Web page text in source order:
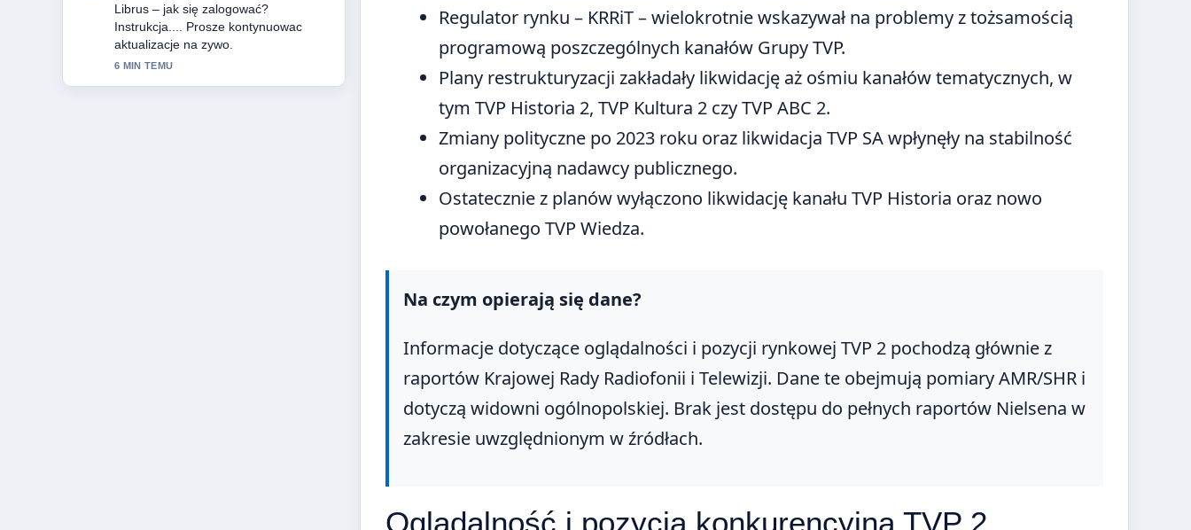
Regulator rynku – KRRiT – wielokrotnie wskazywał na problemy z tożsamością
programową poszczególnych kanałów Grupy TVP.
Plany restrukturyzacji zakładały likwidację aż ośmiu kanałów tematycznych, w
tym TVP Historia 2, TVP Kultura 2 czy TVP ABC 2.
Zmiany polityczne po 2023 roku oraz likwidacja TVP SA wpłynęły na stabilność
organizacyjną nadawcy publicznego.
Ostatecznie z planów wyłączono likwidację kanału TVP Historia oraz nowo
powołanego TVP Wiedza.
Na czym opierają się dane?
Informacje dotyczące oglądalności i pozycji rynkowej TVP 2 pochodzą głównie z
raportów Krajowej Rady Radiofonii i Telewizji. Dane te obejmują pomiary AMR/SHR i
dotyczą widowni ogólnopolskiej. Brak jest dostępu do pełnych raportów Nielsena w
zakresie uwzględnionym w źródłach.
Oglądalność i pozycja konkurencyjna TVP 2
Wiek, żona,... jest solidna i bardzo
latwa do sledzenia.
8 MIN TEMU